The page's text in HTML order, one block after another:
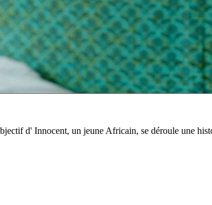
d' Innocent, un jeune Africain, se déroule une